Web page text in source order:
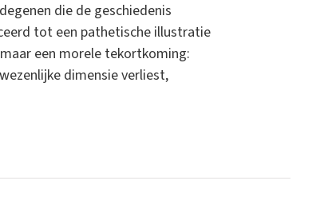
die de geschiedenis
tot een pathetische illustratie
een morele tekortkoming:
dimensie verliest,